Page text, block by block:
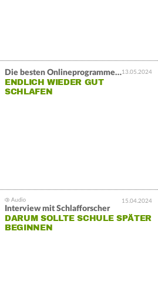
13.05.2024
Die besten Onlineprogramme 2024
ENDLICH WIEDER GUT
SCHLAFEN
15.04.2024
Interview mit Schlafforscher
DARUM SOLLTE SCHULE SPÄTER
BEGINNEN